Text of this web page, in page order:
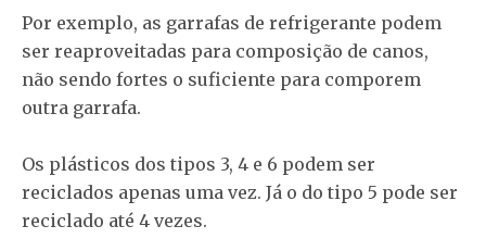
Por exemplo, as garrafas de refrigerante podem
ser reaproveitadas para composição de canos,
não sendo fortes o suficiente para comporem
outra garrafa.
Os plásticos dos tipos 3, 4 e 6 podem ser
reciclados apenas uma vez. Já o do tipo 5 pode ser
reciclado até 4 vezes.